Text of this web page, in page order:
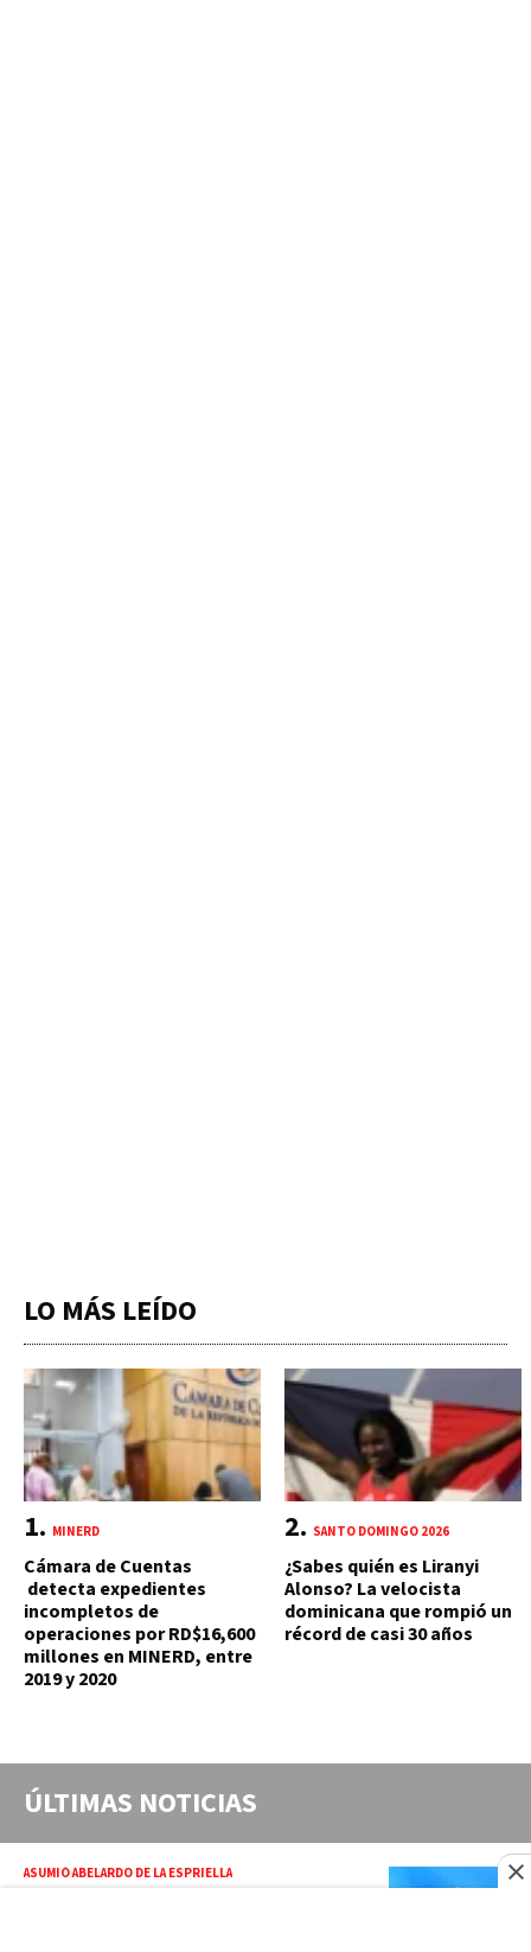
LO MÁS LEÍDO
MINERD
Cámara de Cuentas
detecta expedientes
incompletos de
operaciones por RD$16,600
millones en MINERD, entre
2019 y 2020
SANTO DOMINGO 2026
¿Sabes quién es Liranyi
Alonso? La velocista
dominicana que rompió un
récord de casi 30 años
ÚLTIMAS NOTICIAS
ASUMIÓ ABELARDO DE LA ESPRIELLA